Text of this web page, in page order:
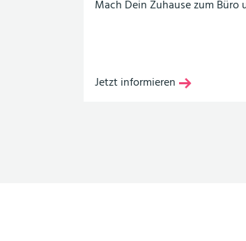
Mach Dein Zuhause zum Büro
Jetzt informieren